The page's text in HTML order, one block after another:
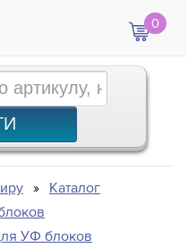
0
Каталог
УФ блоков